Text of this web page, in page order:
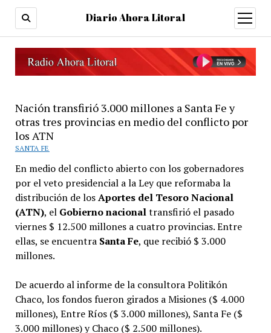
Diario Ahora Litoral
open
menu
Nación transfirió 3.000 millones a Santa Fe y
otras tres provincias en medio del conflicto por
los ATN
SANTA FE
En medio del conflicto abierto con los gobernadores
por el veto presidencial a la Ley que reformaba la
distribución de losAportes del Tesoro Nacional
(ATN), el Gobierno nacionaltransfirió el pasado
viernes $ 12.500 millones a cuatro provincias. Entre
ellas, se encuentra Santa Fe, que recibió $ 3.000
millones.
De acuerdo al informe de la consultora Politikón
Chaco, los fondos fueron girados a Misiones ($ 4.000
millones), Entre Ríos ($ 3.000 millones), Santa Fe ($
3.000 millones) y Chaco ($ 2.500 millones).